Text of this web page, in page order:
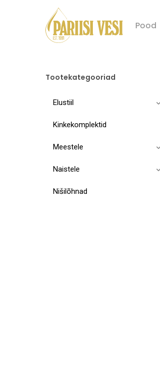
Pood
Tootekategooriad
Elustiil
Kinkekomplektid
Meestele
Naistele
Nišilõhnad